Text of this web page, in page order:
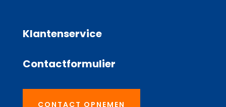
Klantenservice
Contactformulier
CONTACT OPNEMEN